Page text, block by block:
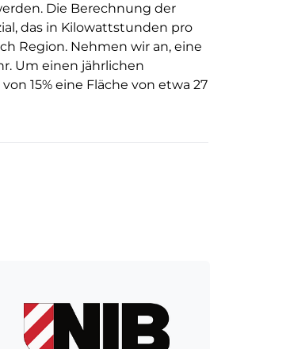
Die Berechnung der
das in Kilowattstunden pro
Region. Nehmen wir an, eine
Um einen jährlichen
15% eine Fläche von etwa 27